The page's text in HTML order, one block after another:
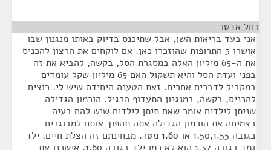
רחל אדטו
אני בעד בריאות השן, אבל שתיכנס בדיוק באותו מנגנון שבו
אושרו 3 התרופות שהוזכרו כאן. אם לוקחים את הרצון להכניס
את ה-65 מיליון האלה במסגרת הסל, בקשה, להביא את זה
בפני ועדת הסל והיא תשקול האם 65 מיליון שקל עומדים
במקביל לדברים אחרים. זאת הטענה היחידה שיש לי. רוצים
להכניס, בקשה, במנגנון התעדוף הרגיל. הורמון הגדילה
שניתן לילדים אומר שאם תיתן לילדים שיש להם בעיה
בצמיחה את הורמון הגדילה אתה תהפוך אותם למבוגרים
בגובה 1.50,1.55 או 1.60 מטר. מבחינתם זה הצלת חיים. ילד